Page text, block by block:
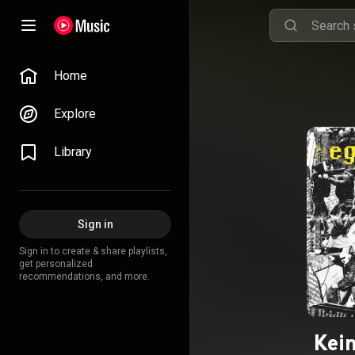
Home
Explore
Library
Sign in
Sign in to create & share playlists,
get personalized
recommendations, and more.